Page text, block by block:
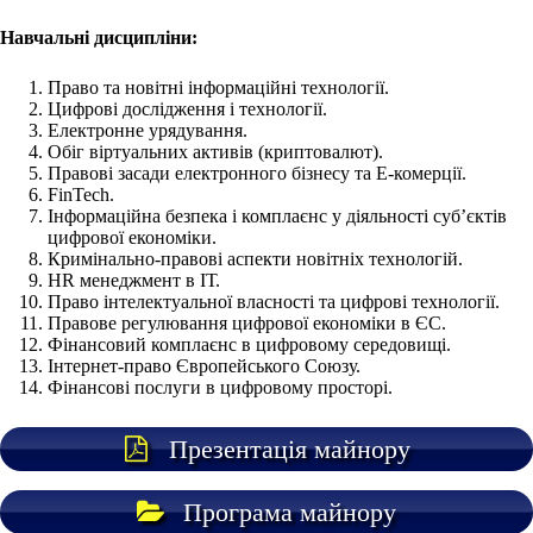
Навчальні дисципліни:
Право та новітні інформаційні технології.
Цифрові дослідження і технології.
Електронне урядування.
Обіг віртуальних активів (криптовалют).
Правові засади електронного бізнесу та Е-комерції.
FinTech.
Інформаційна безпека і комплаєнс у діяльності суб’єктів
цифрової економіки.
Кримінально-правові аспекти новітніх технологій.
НR менеджмент в ІТ.
Право інтелектуальної власності та цифрові технології.
Правове регулювання цифрової економіки в ЄС.
Фінансовий комплаєнс в цифровому середовищі.
Інтернет-право Європейського Союзу.
Фінансові послуги в цифровому просторі.
Презентація майнору
Програма майнору